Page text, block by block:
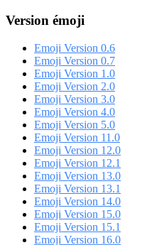
Version émoji
Emoji Version 0.6
Emoji Version 0.7
Emoji Version 1.0
Emoji Version 2.0
Emoji Version 3.0
Emoji Version 4.0
Emoji Version 5.0
Emoji Version 11.0
Emoji Version 12.0
Emoji Version 12.1
Emoji Version 13.0
Emoji Version 13.1
Emoji Version 14.0
Emoji Version 15.0
Emoji Version 15.1
Emoji Version 16.0